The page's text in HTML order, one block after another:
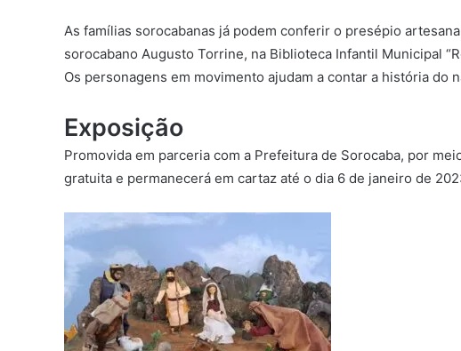
As famílias sorocabanas já podem conferir o presépio
sorocabano Augusto Torrine, na Biblioteca Infantil Municipal
Os personagens em movimento ajudam a contar a história do
Exposição
Promovida em parceria com a Prefeitura de Sorocaba, por
gratuita e permanecerá em cartaz até o dia 6 de janeiro de